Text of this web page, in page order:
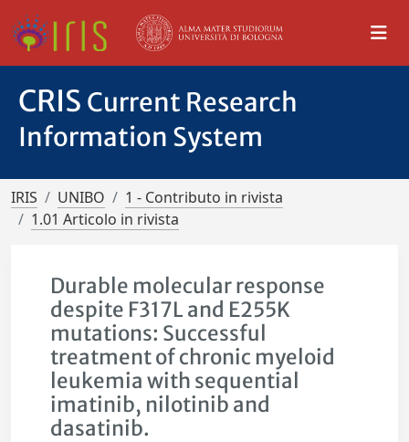
CRIS Current Research
Information System
IRIS UNIBO
1 - Contributo in rivista
1.01 Articolo in rivista
Durable molecular response
despite F317L and E255K
mutations: Successful
treatment of chronic myeloid
leukemia with sequential
imatinib, nilotinib and
dasatinib.